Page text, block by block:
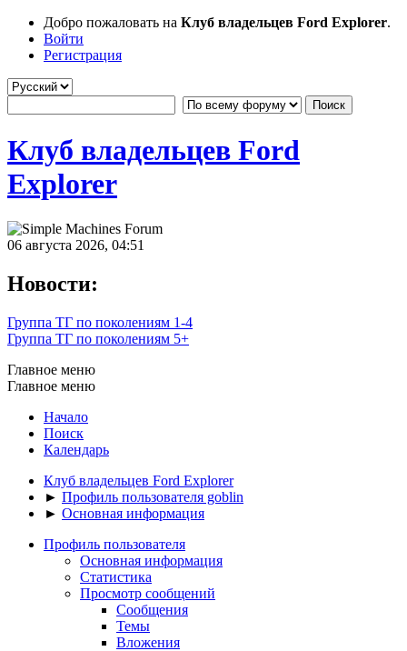
Добро пожаловать на Клуб владельцев Ford Explorer.
Войти
Регистрация
Клуб владельцев Ford
Explorer
06 августа 2026, 04:51
Новости:
Группа ТГ по поколениям 1-4
Группа ТГ по поколениям 5+
Главное меню
Главное меню
Начало
Поиск
Календарь
Клуб владельцев Ford Explorer
► Профиль пользователя goblin
► Основная информация
Профиль пользователя
Основная информация
Статистика
Просмотр сообщений
Сообщения
Темы
Вложения